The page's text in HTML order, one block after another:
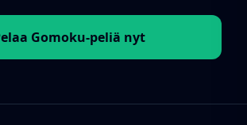
Gomoku-peliä nyt